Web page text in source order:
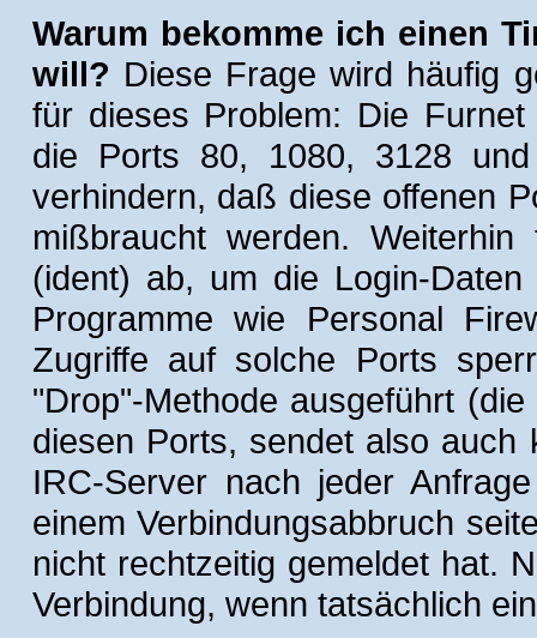
Warum bekomme ich einen
will? Diese Frage wird häufig
für dieses Problem: Die
die Ports 80, 1080, 3128
verhindern, daß diese offenen
mißbraucht werden.
(ident) ab, um die Login-
Programme wie Personal
Zugriffe auf solche Ports
"Drop"-Methode ausgeführt
diesen Ports, sendet also auch
IRC-Server nach jeder
einem Verbindungsabbruch
nicht rechtzeitig gemeldet hat.
Verbindung, wenn tatsächlich